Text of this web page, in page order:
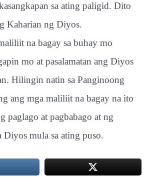
sa ating paligid. Dito
Kaharian ng Diyos.
na bagay sa buhay mo
mo at pasalamatan ang Diyos
Hilingin natin sa Panginoong
ang mga maliliit na bagay na ito
paglago at pagbabago at ng
Diyos mula sa ating puso.